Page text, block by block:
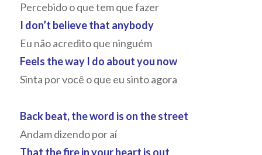
Percebido o que tem que fazer
I don’t believe that anybody
Eu não acredito que ninguém
Feels the way I do about you now
Sinta por você o que eu sinto agora
Back beat, the word is on the street
Andam dizendo por aí
That the fire in your heart is out